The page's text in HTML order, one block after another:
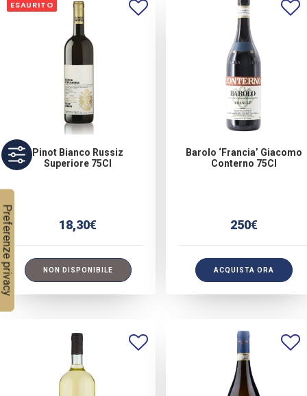
ESAURITO
Pinot Bianco Russiz
Superiore 75Cl
18,30€
NON DISPONIBILE
Barolo ‘Francia’ Giacomo
Conterno 75Cl
250€
ACQUISTA ORA